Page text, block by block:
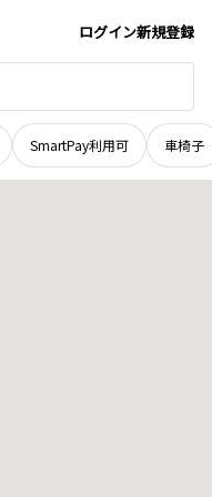
ログイン新規登録
SmartPay利用可 車椅子